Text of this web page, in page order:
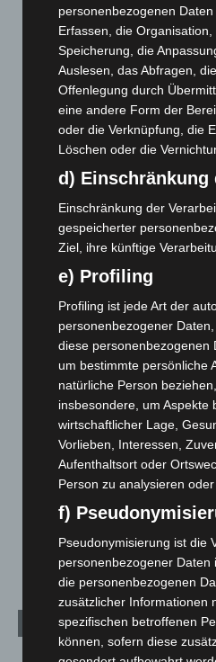
Region Hannover: 21 neue
Roten Kreuz
5. August 2026
Mann läuft mit Hockeyschläger
Zeugen
5. August 2026
Celle: Mensch stirbt bei
5. August 2026
Gasleitung bei McDonald’s-
beschädigt
5. August 2026
Anklage nach Abschaltung von
3. August 2026
Hannover: Polizei stoppt 166
Großkontrolle
2. August 2026
Hannover Klassik Open Air
Schwarz Digits und Zscaler
2. August 2026
Kategorien
personenbezogenen
Erfassen, die
Speicherung, die
Auslesen, das Abfragen,
Offenlegung durch
eine andere Form der
oder die Verknüpfung, die
Löschen oder die
d) Einschränkung
Einschränkung der
gespeicherter
Ziel, ihre künftige
e) Profiling
Profiling ist jede Art der
personenbezogener
diese personenbezogenen
um bestimmte persönliche
natürliche Person
insbesondere, um Aspekte
wirtschaftlicher Lage,
Vorlieben, Interessen,
Aufenthaltsort oder
Person zu analysieren
f)
Pseudonymisierung ist die
personenbezogener Daten
die personenbezogenen
zusätzlicher Informationen
spezifischen betroffenen
können, sofern diese